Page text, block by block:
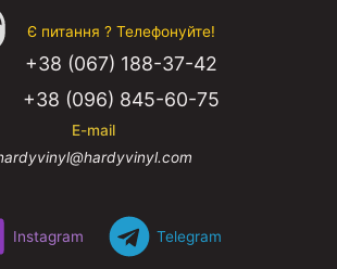
Є питання ? Телефонуйте!
+38 (067) 188-37-42
+38 (096) 845-60-75
E-mail
Instagram Telegram